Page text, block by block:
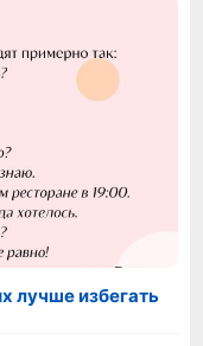
лучше избегать